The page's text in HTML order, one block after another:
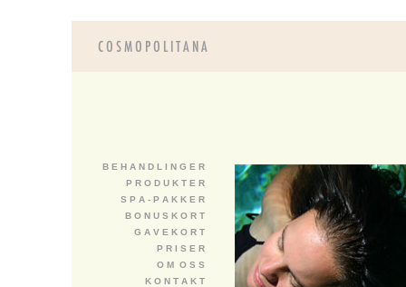
B E H A N D L I N G E R
P R O D U K T E R
S P A - P A K K E R
B O N U S K O R T
G A V E K O R T
P R I S E R
O M O S S
K O N T A K T